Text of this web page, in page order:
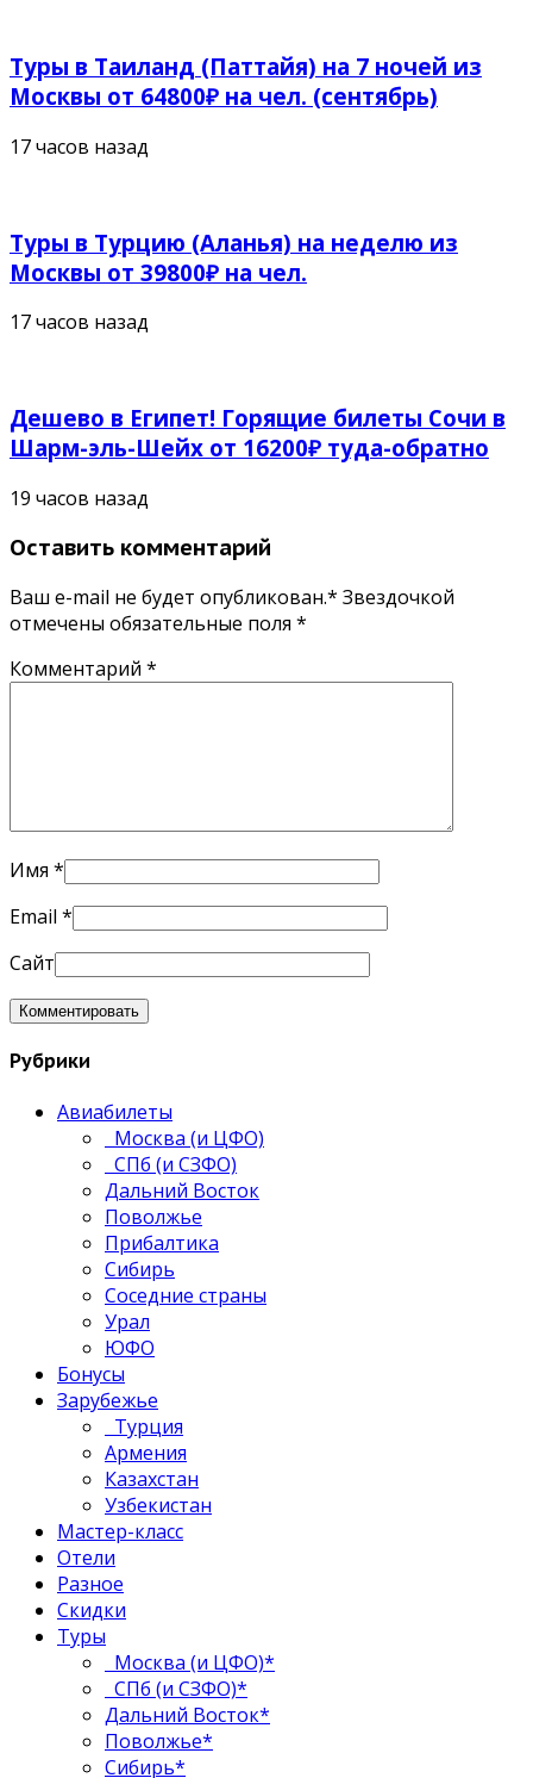
Туры в Таиланд (Паттайя) на 7 ночей из
Москвы от 64800₽ на чел. (сентябрь)
17 часов назад
Туры в Турцию (Аланья) на неделю из
Москвы от 39800₽ на чел.
17 часов назад
Дешево в Египет! Горящие билеты Сочи в
Шарм-эль-Шейх от 16200₽ туда-обратно
19 часов назад
Оставить комментарий
Ваш e-mail не будет опубликован.* Звездочкой
отмечены обязательные поля *
Комментарий *
Имя *
Email *
Сайт
Рубрики
Авиабилеты
Москва (и ЦФО)
СПб (и СЗФО)
Дальний Восток
Поволжье
Прибалтика
Сибирь
Соседние страны
Урал
ЮФО
Бонусы
Зарубежье
Турция
Армения
Казахстан
Узбекистан
Мастер-класс
Отели
Разное
Скидки
Туры
Москва (и ЦФО)*
СПб (и СЗФО)*
Дальний Восток*
Поволжье*
Сибирь*